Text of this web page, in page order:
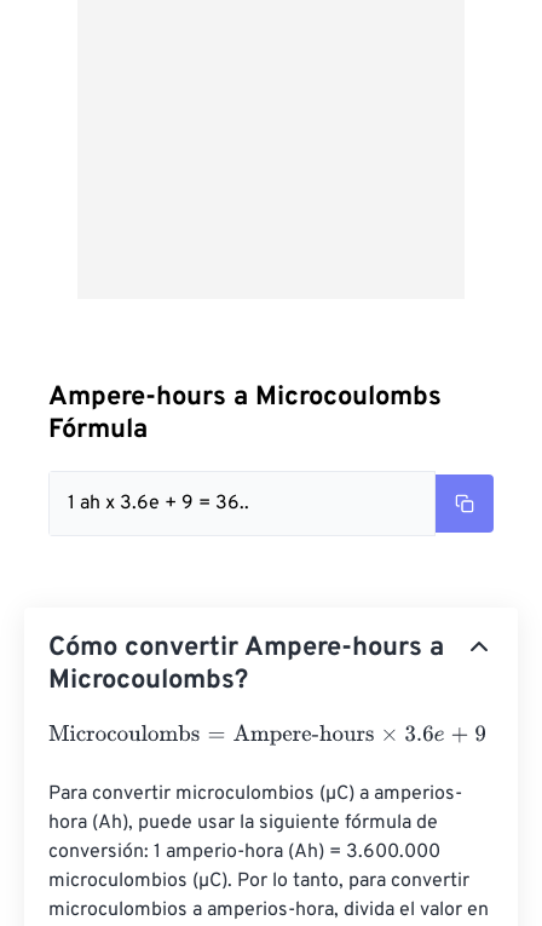
Ampere-hours a Microcoulombs
Fórmula
1 ah x 3.6e + 9 = 36..
Cómo convertir Ampere-hours a
Microcoulombs?
Microcoulombs=Ampere-hours×3.6e+9
Para convertir microculombios (µC) a amperios-
hora (Ah), puede usar la siguiente fórmula de
conversión: 1 amperio-hora (Ah) = 3.600.000
microculombios (µC). Por lo tanto, para convertir
microculombios a amperios-hora, divida el valor en